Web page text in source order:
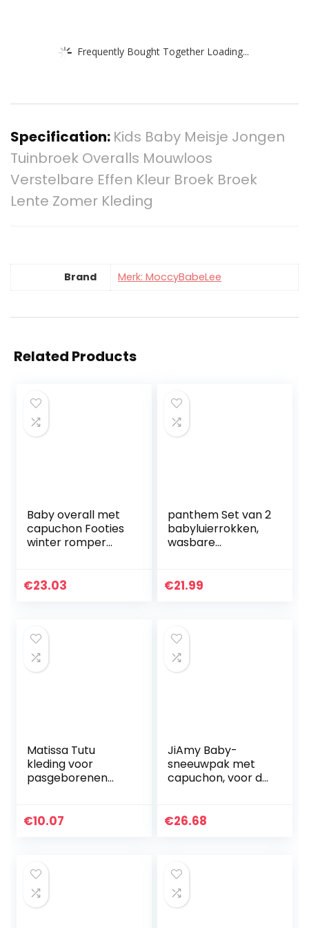
Frequently Bought Together Loading...
Specification: Kids Baby Meisje Jongen
Tuinbroek Overalls Mouwloos
Verstelbare Effen Kleur Broek Broek
Lente Zomer Kleding
Brand Merk: MoccyBabeLee
Related Products
Baby overall met
capuchon Footies
winter romper
meisjes jongens
€23.03
panthem Set van 2
babyluierrokken,
wasbare
meisjes, 2-in-1
€21.99
Matissa Tutu
kleding voor
pasgeborenen
rood
€10.07
JiAmy Baby-
sneeuwpak met
capuchon, voor de
12 maanden.
€26.68